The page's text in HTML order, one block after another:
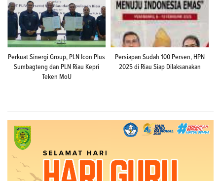
Perkuat Sinergi Group, PLN Icon Plus
Sumbagteng dan PLN Riau Kepri
Teken MoU
Persiapan Sudah 100 Persen, HPN
2025 di Riau Siap Dilaksanakan